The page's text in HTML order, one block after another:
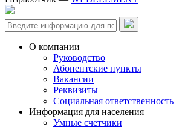
О компании
Руководство
Абонентские пункты
Вакансии
Реквизиты
Социальная ответственность
Информация для населения
Умные счетчики